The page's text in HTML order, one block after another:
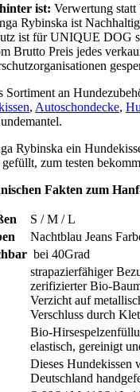
ist: Verwertung
Rybinska ist
ist für UNIQUE DOG
Brutto Preis jedes
Sortiment an
, Autoschondecke,
Rybinska ein
zum testen
Fakten zum
S / M / L
Nachtblau Jeans
bei 40Grad
strapazierfähiger
zerifizierter Bio-
Verzicht auf
Verschluss durch
Bio-
elastisch, gereinigt
Dieses Hundekissen
Deutschland